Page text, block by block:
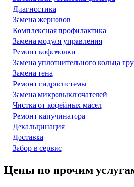
Диагностика
Замена жерновов
Комплексная профилактика
Замена модуля управления
Ремонт кофемолки
Замена уплотнительного кольца
Замена тена
Ремонт гидросистемы
Замена микровыключателей
Чистка от кофейных масел
Ремонт капучинатора
Декальцинация
Доставка
Забор в сервис
Цены по прочим